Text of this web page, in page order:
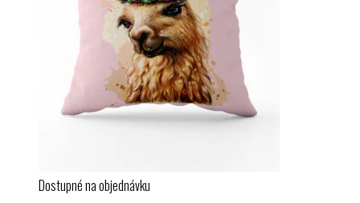
Dostupné na objednávku